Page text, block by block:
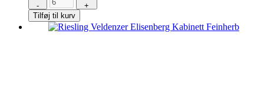
-
Johann
Geil
Riesling
+
Tilføj til kurv